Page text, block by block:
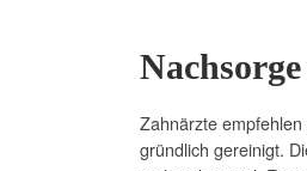
Zahnärzte
gründlich gereinigt.